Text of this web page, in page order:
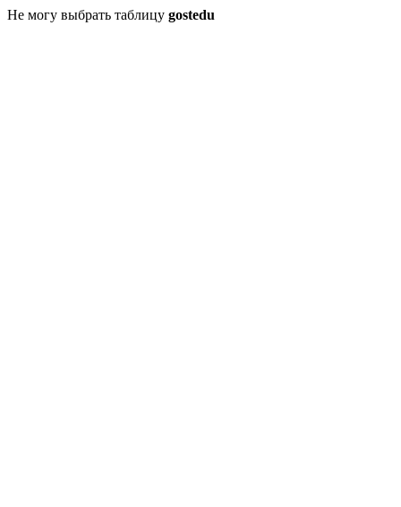
Не могу выбрать таблицу gostedu